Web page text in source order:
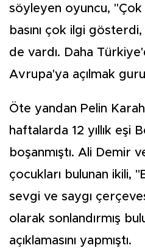
söyleyen oyuncu,
basını çok ilgi
de vardı. Daha
Avrupa'ya açılmak
Öte yandan Pelin
haftalarda 12 yıllık eşi
boşanmıştı. Ali Demir
çocukları bulunan ikili,
sevgi ve saygı
olarak sonlandırmış
açıklamasını yapmıştı.